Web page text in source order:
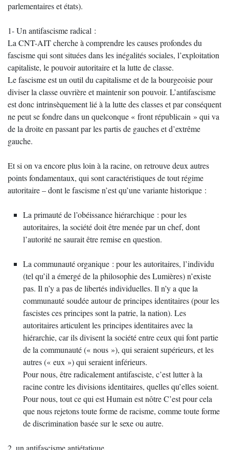
parlementaires et états).
1- Un antifascisme radical :
La CNT-AIT cherche à comprendre les causes profondes du
fascisme qui sont situées dans les inégalités sociales, l’exploitation
capitaliste, le pouvoir autoritaire et la lutte de classe.
Le fascisme est un outil du capitalisme et de la bourgeoisie pour
diviser la classe ouvrière et maintenir son pouvoir. L’antifascisme
est donc intrinsèquement lié à la lutte des classes et par conséquent
ne peut se fondre dans un quelconque « front républicain » qui va
de la droite en passant par les partis de gauches et d’extrême
gauche.
Et si on va encore plus loin à la racine, on retrouve deux autres
points fondamentaux, qui sont caractéristiques de tout régime
autoritaire – dont le fascisme n’est qu’une variante historique :
La primauté de l’obéissance hiérarchique : pour les
autoritaires, la société doit être menée par un chef, dont
l’autorité ne saurait être remise en question.
La communauté organique : pour les autoritaires, l’individu
(tel qu’il a émergé de la philosophie des Lumières) n’existe
pas. Il n’y a pas de libertés individuelles. Il n’y a que la
communauté soudée autour de principes identitaires (pour les
fascistes ces principes sont la patrie, la nation). Les
autoritaires articulent les principes identitaires avec la
hiérarchie, car ils divisent la société entre ceux qui font partie
de la communauté (« nous »), qui seraient supérieurs, et les
autres (« eux ») qui seraient inférieurs.
Pour nous, être radicalement antifasciste, c’est lutter à la
racine contre les divisions identitaires, quelles qu’elles soient.
Pour nous, tout ce qui est Humain est nôtre C’est pour cela
que nous rejetons toute forme de racisme, comme toute forme
de discrimination basée sur le sexe ou autre.
2. un antifascisme antiétatique